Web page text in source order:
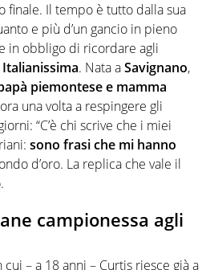
finale. Il tempo è tutto dalla sua
e più d’un gancio in pieno
in obbligo di ricordare agli
. Nata aSavignano,
piemontese e mamma
una volta a respingere gli
“C’è chi scrive che i miei
sono frasi che mi hanno
d’oro. La replica che vale il
campionessa agli
– a 18 anni – Curtis riesce già a